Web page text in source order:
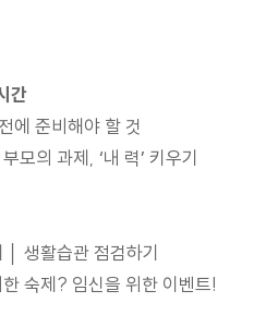
간
에 준비해야 할 것
모의 과제, ‘내 력’ 키우기
│ 생활습관 점검하기
숙제? 임신을 위한 이벤트!